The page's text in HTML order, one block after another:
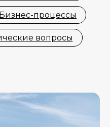
Бизнес-процессы
вопросы